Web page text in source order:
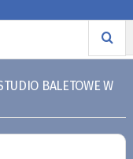
BALETOWE W